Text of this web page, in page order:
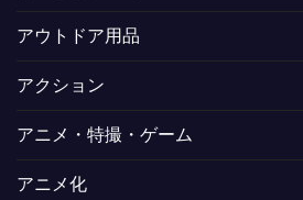
アウトドア用品
アクション
アニメ・特撮・ゲーム
アニメ化